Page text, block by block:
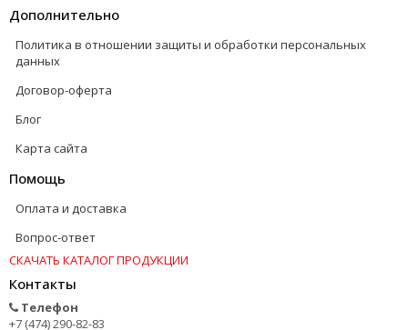
Дополнительно
Политика в отношении защиты и обработки персональных
данных
Договор-оферта
Блог
Карта сайта
Помощь
Оплата и доставка
Вопрос-ответ
СКАЧАТЬ КАТАЛОГ ПРОДУКЦИИ
Контакты
Телефон
+7 (474) 290-82-83